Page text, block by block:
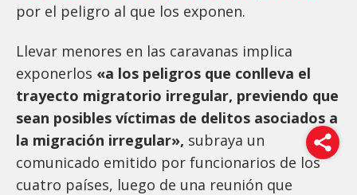
por el peligro al que los exponen.
Llevar menores en las caravanas implica
exponerlos «a los peligros que conlleva el
trayecto migratorio irregular, previendo que
sean posibles víctimas de delitos asociados a
la migración irregular», subraya un
comunicado emitido por funcionarios de los
cuatro países, luego de una reunión que